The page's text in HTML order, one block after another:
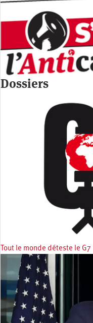
Dossiers
Tout le monde déteste le G7